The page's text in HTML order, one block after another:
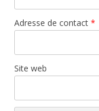
Adresse de contact *
Site web